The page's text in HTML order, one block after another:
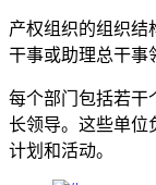
产权组织的组织结
干事或助理总干事
每个部门包括若干
长领导。这些单位
计划和活动。